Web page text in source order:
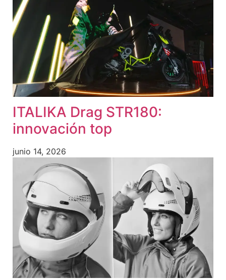
ITALIKA Drag STR180:
innovación top
junio 14, 2026